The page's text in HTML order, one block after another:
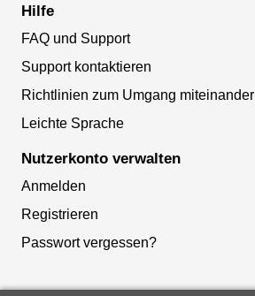
Hilfe
FAQ und Support
Support kontaktieren
Richtlinien zum Umgang miteinander
Leichte Sprache
Nutzerkonto verwalten
Anmelden
Registrieren
Passwort vergessen?